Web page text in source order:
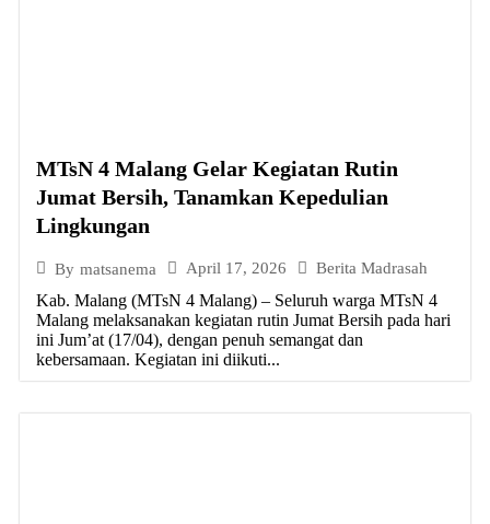
MTsN 4 Malang Gelar Kegiatan Rutin
Jumat Bersih, Tanamkan Kepedulian
Lingkungan
By matsanema April 17, 2026 Berita Madrasah
Kab. Malang (MTsN 4 Malang) – Seluruh warga MTsN 4
Malang melaksanakan kegiatan rutin Jumat Bersih pada hari
ini Jum’at (17/04), dengan penuh semangat dan
kebersamaan. Kegiatan ini diikuti...